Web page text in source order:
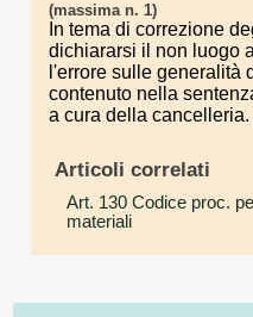
(massima n. 1)
In tema di correzione
dichiararsi il non luogo
l'errore sulle generalità
contenuto nella
a cura della cancelleria.
Articoli correlati
Art. 130 Codice proc.
materiali